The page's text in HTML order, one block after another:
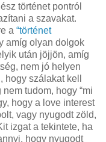
történet pontról
a szavakat.
a “történet
amíg olyan dolgok
után jöjjön, amíg
nem jó helyen
szálakat kell
tudom, hogy “mi
hogy a love interest
vagy nyugodt zöld,
izgat a tekintete, ha
hogy nyugodt